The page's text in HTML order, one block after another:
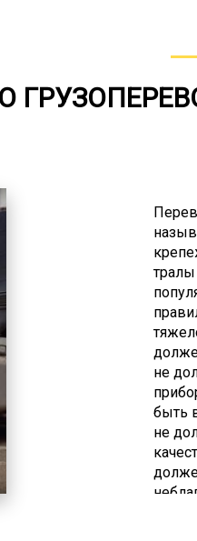
не
быть
не